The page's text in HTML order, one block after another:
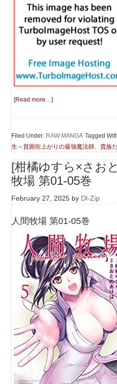
[Read more…]
Filed Under: RAW MANGA Tagged
生～貧困街上がりの最強魔法師、貴族
[柑橘ゆすら×さお
牧場 第01-05巻
February 27, 2025 by Dl-Zip
人間牧場 第01-05巻